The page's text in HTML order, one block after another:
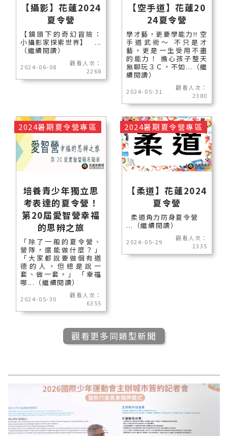
【攝影】花蓮2024
夏令營
【鏡頭下的奇幻冒險：
小攝影家探索世界】 ...
（繼續閱讀）
2024-06-08
觀看人次：
2268
【空手道】花蓮20
24夏令營
學才藝，更要學能力!! 空
手道武術～ 不只是才
藝，更是一生受用不盡
的能力！ 擔心孩子整天
無聊玩３Ｃ，不如...（繼
續閱讀）
2024-05-31
觀看人次：
2380
培養青少年獨立思
考表達的夏令營！
第20屆愛智營幸福
的思辨之旅
「除了一般的夏令營、
營隊，還能做什麼？」
「大家都說要做個有道
德的人，但總是說一
套、做一套。」 「幸福
哪...（繼續閱讀）
2024-05-30
觀看人次：
6355
2024暑期夏令營專區
【柔道】花蓮2024
夏令營
柔道角力防身夏令營
...（繼續閱讀）
2024-05-29
觀看人次：
2335
2024暑期夏令營專區
觀看更多同類型新聞